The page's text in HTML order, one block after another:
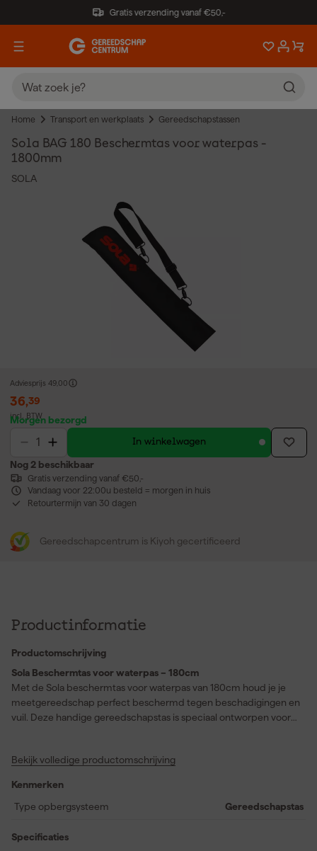
Gratis verzending vanaf €50,-
Home Transport en werkplaats Gereedschapstassen
Sola BAG 180 Beschermtas voor waterpas -
1800mm
SOLA
Adviesprijs 49,00
36,39
incl. BTW
Morgen bezorgd
In winkelwagen
Nog 2 beschikbaar
Gratis verzending vanaf €50,-
Vandaag voor 22:00u besteld = morgen in huis
Retourtermijn van 30 dagen
Gereedschapcentrum is Kiyoh gecertificeerd
Productinformatie
Productomschrijving
Sola Beschermtas voor waterpas – 180cm
Met de Sola beschermtas voor waterpas van 180cm houd je je
meetgereedschap perfect beschermd tegen beschadigingen en
vuil. Deze handige gereedschapstas is speciaal ontworpen voor
kunstvezel, waardoor je waterpas beschermd blijft tegen stoten,
snel in- en uit te nemen, wat zorgt voor extra gebruiksgemak. Of
je nu een professional bent of regelmatig klust in huis, deze
De duurzame constructie garandeert een lange levensduur,
Bekijk volledige productomschrijving
Kenmerken
Type opbergsysteem
Gereedschapstas
Specificaties